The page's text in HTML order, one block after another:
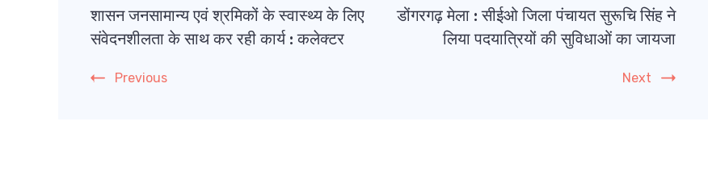
Navigation
शासन जनसामान्य एवं श्रमिकों के स्वास्थ्य के लिए
संवेदनशीलता के साथ कर रही कार्य : कलेक्टर
Previous
डोंगरगढ़ मेला : सीईओ जिला पंचायत सुरूचि सिंह ने
लिया पदयात्रियों की सुविधाओं का जायजा
Next